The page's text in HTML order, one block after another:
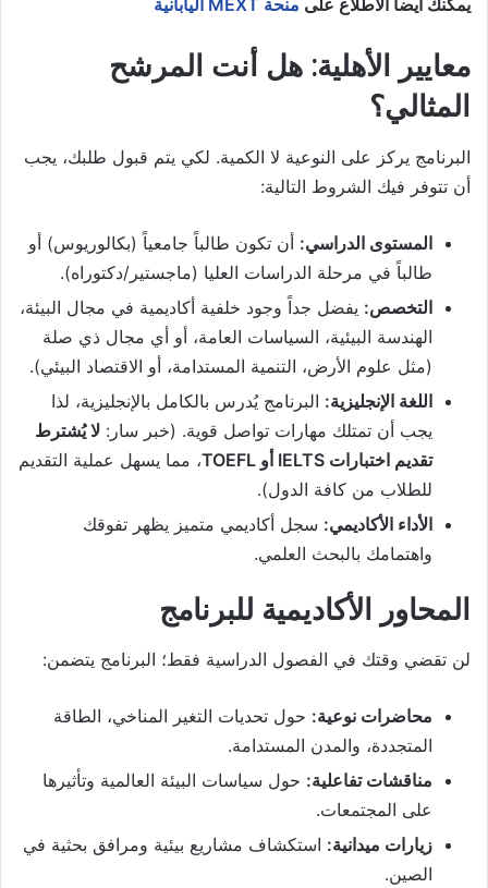
يمكنك أيضاً الاطلاع على منحة MEXT اليابانية
معايير الأهلية: هل أنت المرشح
المثالي؟
البرنامج يركز على النوعية لا الكمية. لكي يتم قبول طلبك، يجب
أن تتوفر فيك الشروط التالية:
المستوى الدراسي: أن تكون طالباً جامعياً (بكالوريوس) أو
طالباً في مرحلة الدراسات العليا (ماجستير/دكتوراه).
التخصص: يفضل جداً وجود خلفية أكاديمية في مجال البيئة،
الهندسة البيئية، السياسات العامة، أو أي مجال ذي صلة
(مثل علوم الأرض، التنمية المستدامة، أو الاقتصاد البيئي).
اللغة الإنجليزية: البرنامج يُدرس بالكامل بالإنجليزية، لذا
يجب أن تمتلك مهارات تواصل قوية. (خبر سار: لا يُشترط
تقديم اختبارات IELTS أو TOEFL
، مما يسهل عملية التقديم
للطلاب من كافة الدول).
الأداء الأكاديمي: سجل أكاديمي متميز يظهر تفوقك
واهتمامك بالبحث العلمي.
المحاور الأكاديمية للبرنامج
لن تقضي وقتك في الفصول الدراسية فقط؛ البرنامج يتضمن:
محاضرات نوعية: حول تحديات التغير المناخي، الطاقة
المتجددة، والمدن المستدامة.
مناقشات تفاعلية: حول سياسات البيئة العالمية وتأثيرها
على المجتمعات.
زيارات ميدانية: استكشاف مشاريع بيئية ومرافق بحثية في
الصين.